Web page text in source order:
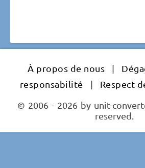
À propos de nous |
responsabilité
|
Respect
© 2006 - 2026 by unit-
reserved.